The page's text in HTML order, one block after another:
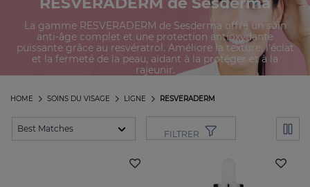
La gamme RESVERADERM de Sesderma offre un soin
anti-âge complet et une protection antioxydante
puissante grâce au resvératrol. Améliore la texture, l'éclat
et la fermeté de la peau, aidant à la protéger et à la
rajeunir.
RESVERADERM
LIGNE
SOINS DU VISAGE
HOME
FILTRER